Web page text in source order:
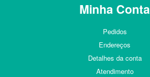
Minha Conta
Pedidos
Endereços
Detalhes da conta
Atendimento